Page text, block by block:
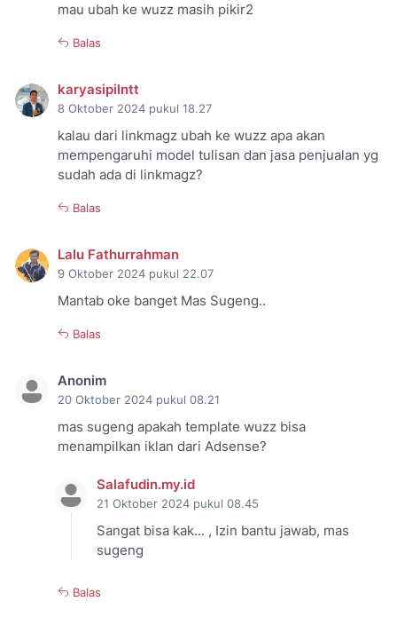
mau ubah ke wuzz masih pikir2
Balas
karyasipilntt
8 Oktober 2024 pukul 18.27
kalau dari linkmagz ubah ke wuzz apa akan
mempengaruhi model tulisan dan jasa penjualan yg
sudah ada di linkmagz?
Balas
Lalu Fathurrahman
9 Oktober 2024 pukul 22.07
Mantab oke banget Mas Sugeng..
Balas
Anonim
20 Oktober 2024 pukul 08.21
mas sugeng apakah template wuzz bisa
menampilkan iklan dari Adsense?
Salafudin.my.id
21 Oktober 2024 pukul 08.45
Sangat bisa kak... , Izin bantu jawab, mas
sugeng
Balas